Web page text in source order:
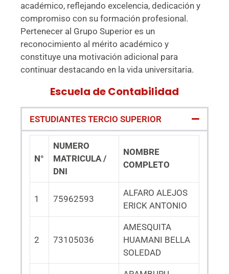
académico, reflejando excelencia, dedicación y
compromiso con su formación profesional.
Pertenecer al Grupo Superior es un
reconocimiento al mérito académico y
constituye una motivación adicional para
continuar destacando en la vida universitaria.
Escuela de Contabilidad
ESTUDIANTES TERCIO SUPERIOR
N°
NUMERO
MATRICULA /
DNI
NOMBRE
COMPLETO
1 75962593
ALFARO ALEJOS
ERICK ANTONIO
2 73105036
AMESQUITA
HUAMANI BELLA
SOLEDAD